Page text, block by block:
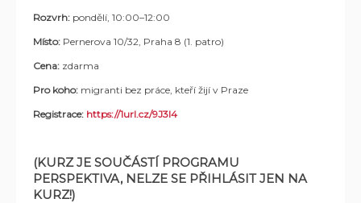
Rozvrh: pondělí, 10:00–12:00
Místo: Pernerova 10/32, Praha 8 (1. patro)
Cena: zdarma
Pro koho: migranti bez práce, kteří žijí v Praze
Registrace: https://1url.cz/9J3I4
(KURZ JE SOUČÁSTÍ PROGRAMU
PERSPEKTIVA, NELZE SE PŘIHLÁSIT JEN NA
KURZ!)